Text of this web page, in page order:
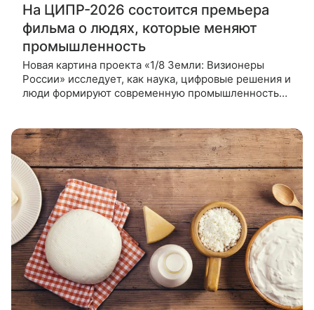
На ЦИПР-2026 состоится премьера
фильма о людях, которые меняют
промышленность
Новая картина проекта «1/8 Земли: Визионеры
России» исследует, как наука, цифровые решения и
люди формируют современную промышленность